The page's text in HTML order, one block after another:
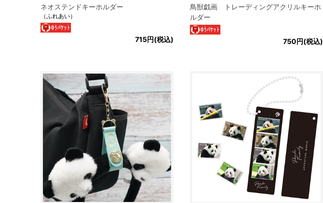
ネオステンドキーホルダー
（ふれあい）
715円(税込)
鳥獣戯画 トレーディングアクリルキーホ
ルダー
750円(税込)